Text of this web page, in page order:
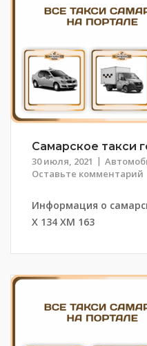
Самарское такси
30 июля, 2021
Оставьте комментарий
Информация о
Х 134 ХМ 163